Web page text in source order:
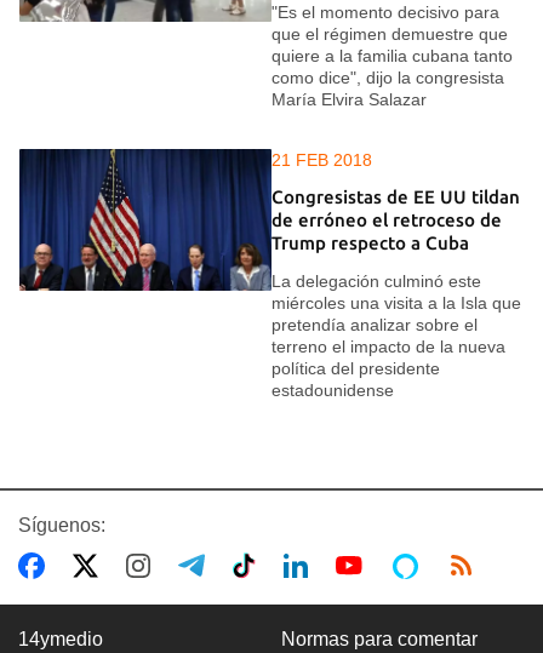
"Es el momento decisivo para
que el régimen demuestre que
quiere a la familia cubana tanto
como dice", dijo la congresista
María Elvira Salazar
21 FEB 2018
Congresistas de EE UU tildan
de erróneo el retroceso de
Trump respecto a Cuba
La delegación culminó este
miércoles una visita a la Isla que
pretendía analizar sobre el
terreno el impacto de la nueva
política del presidente
estadounidense
Síguenos:
14ymedio Normas para comentar